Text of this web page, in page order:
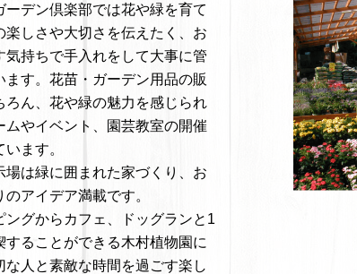
ーデン倶楽部では花や緑を育て
楽しさや大切さを伝えたく、お
気持ちで手入れをして大事に管
ます。花苗・ガーデン用品の販
ろん、花や緑の魅力を感じられ
ムやイベント、園芸教室の開催
ます。
場は緑に囲まれた家づくり、お
のアイデア満載です。
ングからカフェ、ドッグランと1
することができる木村植物園に
な人と素敵な時間を過ごす楽し